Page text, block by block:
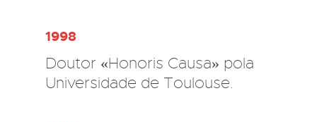
1998
Doutor «Honoris Causa» pola
Universidade de Toulouse.